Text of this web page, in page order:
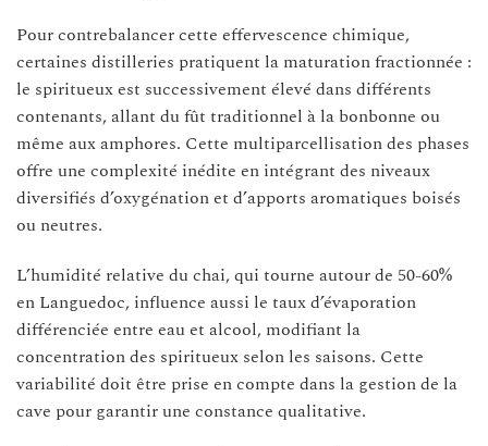
Pour contrebalancer cette effervescence chimique,
certaines distilleries pratiquent la maturation fractionnée :
le spiritueux est successivement élevé dans différents
contenants, allant du fût traditionnel à la bonbonne ou
même aux amphores. Cette multiparcellisation des phases
offre une complexité inédite en intégrant des niveaux
diversifiés d’oxygénation et d’apports aromatiques boisés
ou neutres.
L’humidité relative du chai, qui tourne autour de 50-60%
en Languedoc, influence aussi le taux d’évaporation
différenciée entre eau et alcool, modifiant la
concentration des spiritueux selon les saisons. Cette
variabilité doit être prise en compte dans la gestion de la
cave pour garantir une constance qualitative.